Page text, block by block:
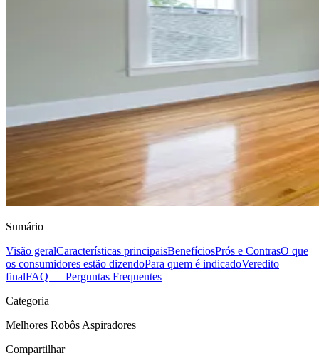
Sumário
Visão geralCaracterísticas principaisBenefíciosPrós e ContrasO que
os consumidores estão dizendoPara quem é indicadoVeredito
finalFAQ — Perguntas Frequentes
Categoria
Melhores Robôs Aspiradores
Compartilhar